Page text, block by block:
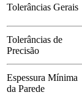
Tolerâncias Gerais
Tolerâncias de
Precisão
Espessura Mínima
da Parede